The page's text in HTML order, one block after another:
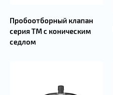
Пробоотборный клапан
серия TM с коническим
седлом